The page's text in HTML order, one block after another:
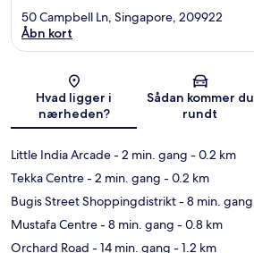
Kort
50 Campbell Ln, Singapore, 209922
Åbn kort
Hvad ligger i
nærheden?
Sådan kommer du
rundt
Little India Arcade- 2 min. gang - 0.2 km
Tekka Centre- 2 min. gang - 0.2 km
Bugis Street Shoppingdistrikt- 8 min. gang
Mustafa Centre- 8 min. gang - 0.8 km
Orchard Road - 14 min. gang - 1.2 km